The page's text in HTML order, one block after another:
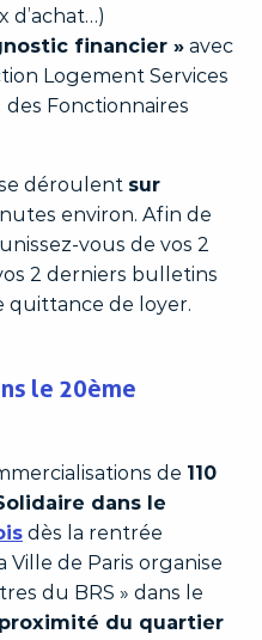
d’achat…)
financier » avec
Logement Services
des Fonctionnaires
déroulent sur
environ. Afin de
vous de vos 2
2 derniers bulletins
quittance de loyer.
le 20ème
de 110
dans le
dès la rentrée
Ville de Paris organise
du BRS » dans le
du quartier